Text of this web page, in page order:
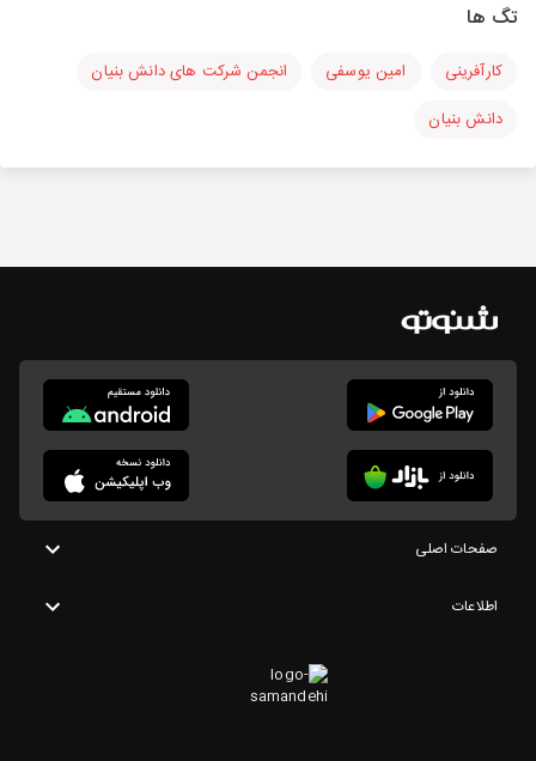
تگ ها
کارآفرینی امین یوسفی
انجمن شرکت های دانش بنیان
دانش بنیان
صفحات اصلی
اطلاعات